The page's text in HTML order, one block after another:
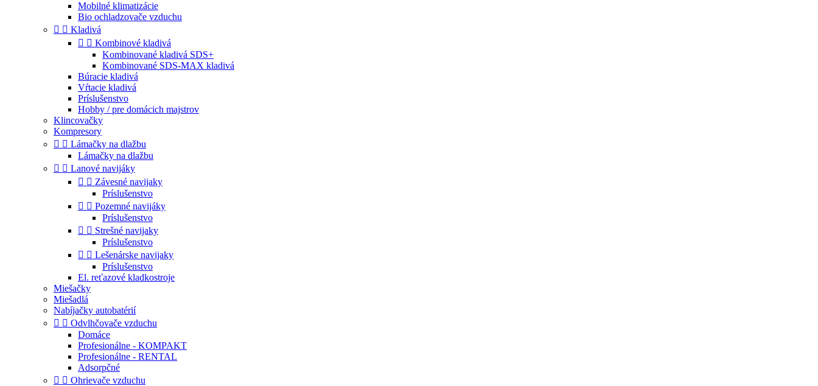
Mobilné klimatizácie
Bio ochladzovače vzduchu
  Kladivá
  Kombinové kladivá
Kombinované kladivá SDS+
Kombinované SDS-MAX kladivá
Búracie kladivá
Vŕtacie kladivá
Príslušenstvo
Hobby / pre domácich majstrov
Klincovačky
Kompresory
  Lámačky na dlažbu
Lámačky na dlažbu
  Lanové navijáky
  Závesné navijaky
Príslušenstvo
  Pozemné navijáky
Príslušenstvo
  Strešné navijaky
Príslušenstvo
  Lešenárske navijaky
Príslušenstvo
El. reťazové kladkostroje
Miešačky
Miešadlá
Nabíjačky autobatérií
  Odvlhčovače vzduchu
Domáce
Profesionálne - KOMPAKT
Profesionálne - RENTAL
Adsorpčné
  Ohrievače vzduchu